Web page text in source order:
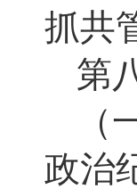
抓共
第
政治